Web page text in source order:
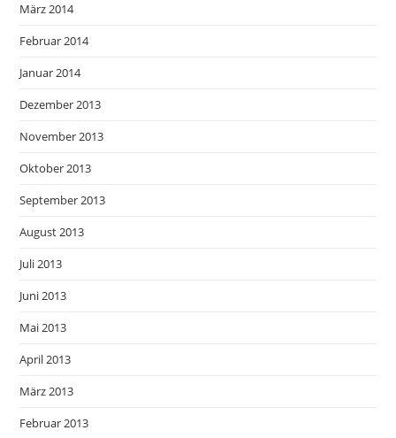
März 2014
Februar 2014
Januar 2014
Dezember 2013
November 2013
Oktober 2013
September 2013
August 2013
Juli 2013
Juni 2013
Mai 2013
April 2013
März 2013
Februar 2013